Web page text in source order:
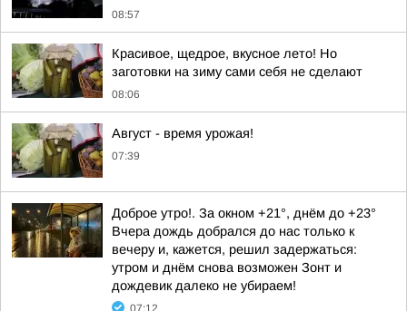
08:57
Красивое, щедрое, вкусное лето! Но
заготовки на зиму сами себя не сделают
08:06
Август - время урожая!
07:39
Доброе утро!. За окном +21°, днём до +23°
Вчера дождь добрался до нас только к
вечеру и, кажется, решил задержаться:
утром и днём снова возможен Зонт и
дождевик далеко не убираем!
07:12